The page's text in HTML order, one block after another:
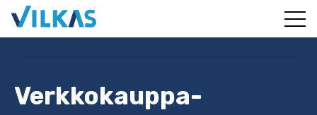
Verkkokauppa-